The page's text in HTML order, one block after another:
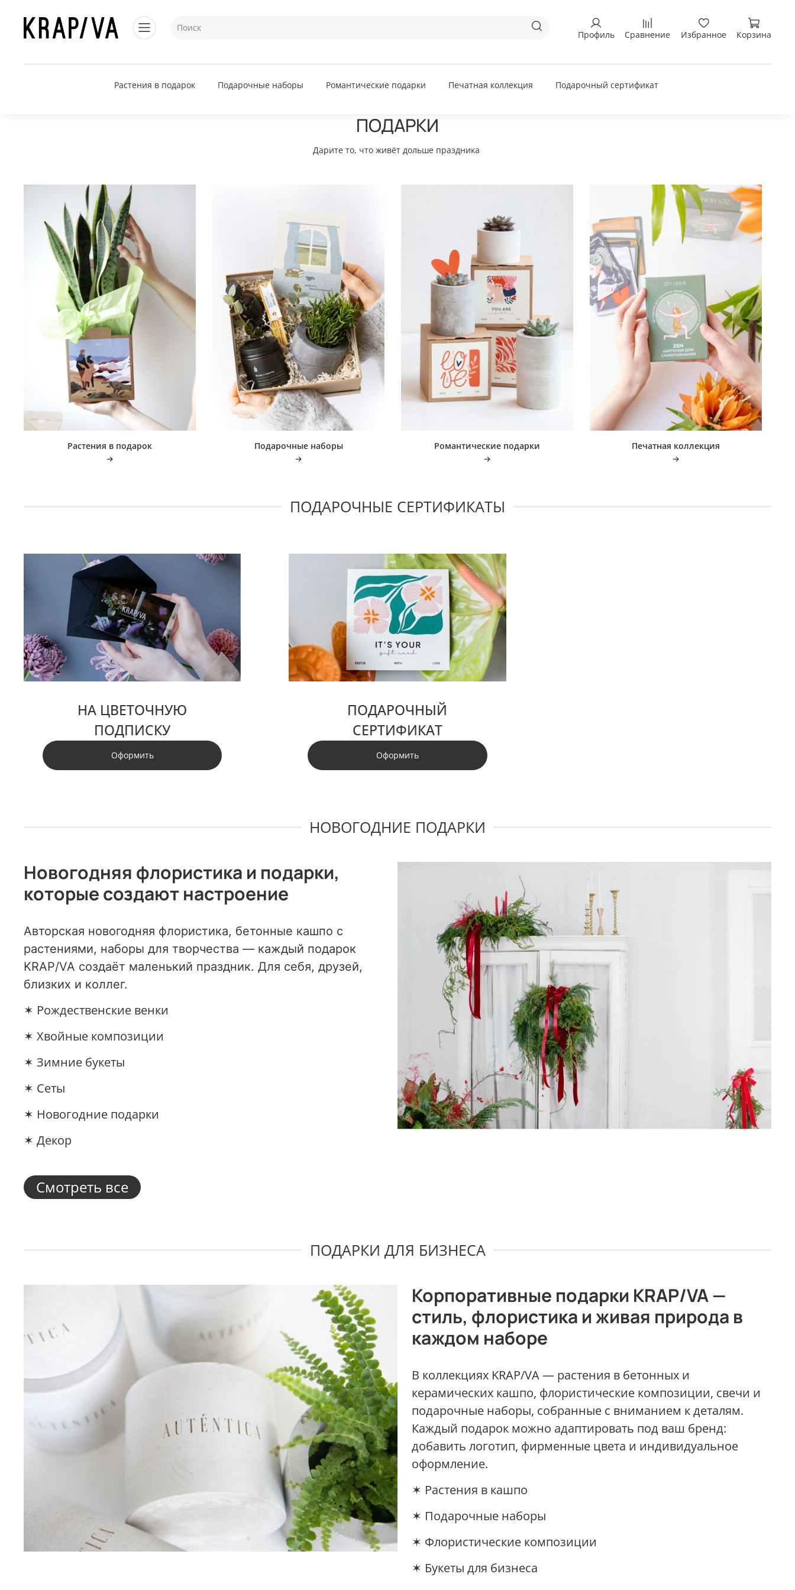
Профиль Сравнение Избранное Корзина
Растения в подарок Подарочные наборы Романтические подарки Печатная коллекция Подарочный сертификат
ПОДАРКИ
Дарите то, что живёт дольше праздника
Растения в подарок Подарочные наборы Романтические подарки Печатная коллекция
ПОДАРОЧНЫЕ СЕРТИФИКАТЫ
НА ЦВЕТОЧНУЮ
ПОДПИСКУ
Оформить
ПОДАРОЧНЫЙ
СЕРТИФИКАТ
Оформить
НОВОГОДНИЕ ПОДАРКИ
Новогодняя флористика и подарки,
которые создают настроение
Авторская новогодняя флористика, бетонные кашпо с
растениями, наборы для творчества — каждый подарок
KRAP/VA создаёт маленький праздник. Для себя, друзей,
близких и коллег.
✶ Рождественские венки
✶ Хвойные композиции
✶ Зимние букеты
✶ Сеты
✶ Новогодние подарки
✶ Декор
Смотреть все
ПОДАРКИ ДЛЯ БИЗНЕСА
Корпоративные подарки KRAP/VA —
стиль, флористика и живая природа в
каждом наборе
В коллекциях KRAP/VA — растения в бетонных и
керамических кашпо, флористические композиции, свечи и
подарочные наборы, собранные с вниманием к деталям.
Каждый подарок можно адаптировать под ваш бренд:
добавить логотип, фирменные цвета и индивидуальное
оформление.
✶ Растения в кашпо
✶ Подарочные наборы
✶ Флористические композиции
✶ Букеты для бизнеса